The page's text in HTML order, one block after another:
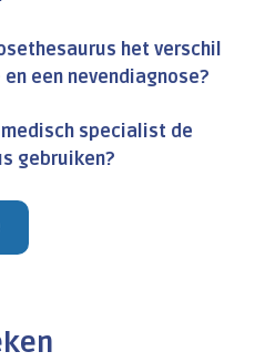
het verschil
een nevendiagnose?
medisch specialist de
gebruiken?